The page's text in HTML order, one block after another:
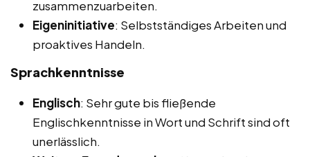
zusammenzuarbeiten.
Eigeninitiative: Selbstständiges Arbeiten und
proaktives Handeln.
Sprachkenntnisse
Englisch: Sehr gute bis fließende
Englischkenntnisse in Wort und Schrift sind oft
unerlässlich.